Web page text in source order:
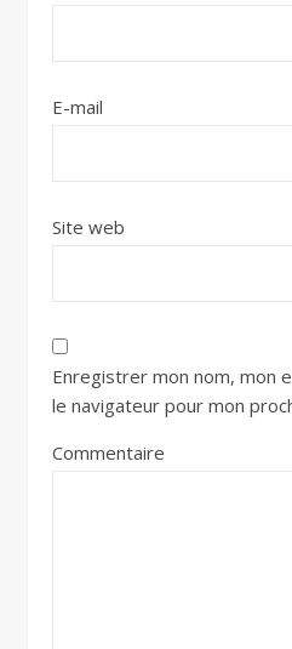
E-mail
Site web
Enregistrer mon nom, mon
le navigateur pour mon
Commentaire